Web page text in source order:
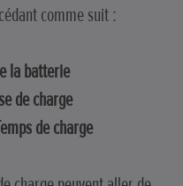
comme suit :
la batterie
de charge
de charge